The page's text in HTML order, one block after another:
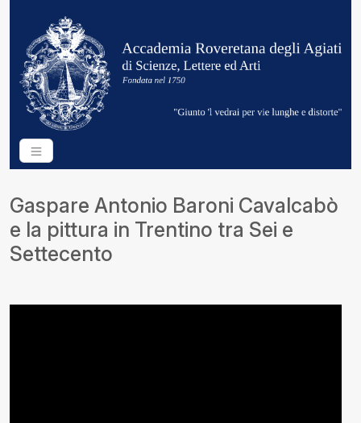
Gaspare Antonio Baroni Cavalcabò
e la pittura in Trentino tra Sei e
Settecento